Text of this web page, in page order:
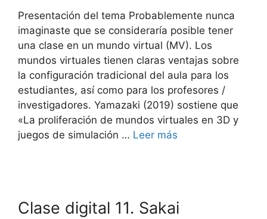
Presentación del tema Probablemente nunca
imaginaste que se consideraría posible tener
una clase en un mundo virtual (MV). Los
mundos virtuales tienen claras ventajas sobre
la configuración tradicional del aula para los
estudiantes, así como para los profesores /
investigadores. Yamazaki (2019) sostiene que
«La proliferación de mundos virtuales en 3D y
juegos de simulación … Leer más
Clase digital 11. Sakai